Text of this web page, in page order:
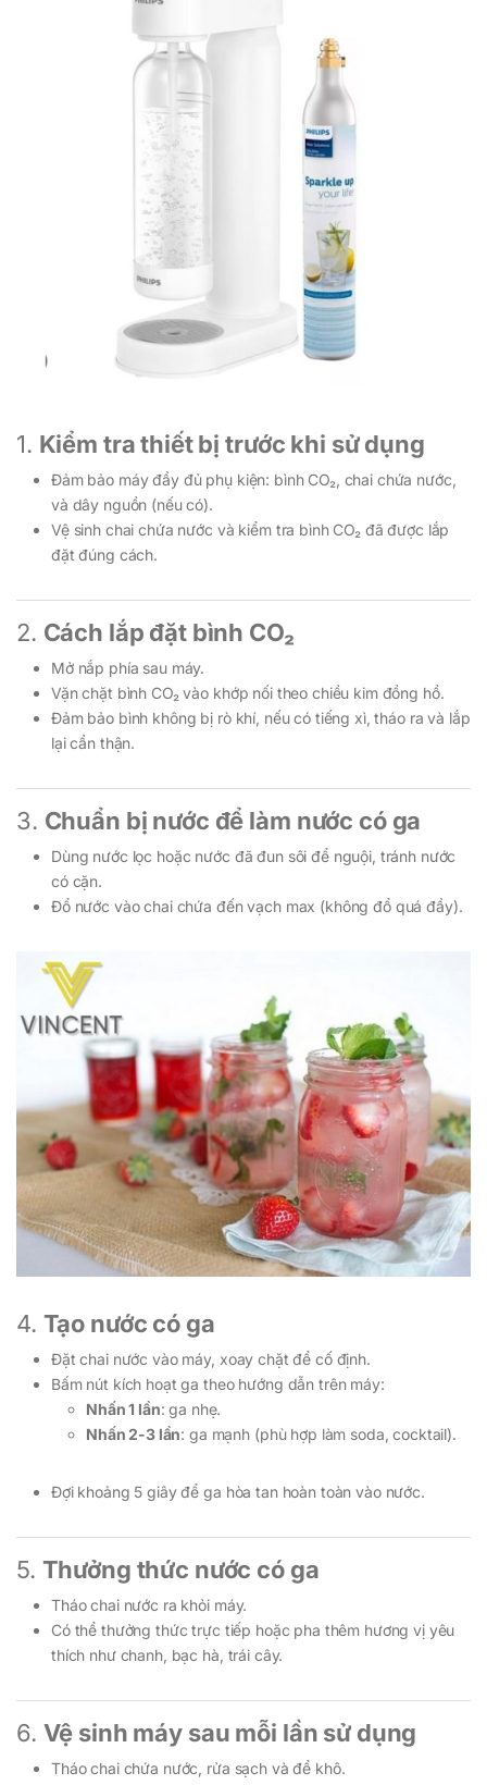
1. Kiểm tra thiết bị trước khi sử dụng
Đảm bảo máy đầy đủ phụ kiện: bình CO₂, chai chứa nước,
và dây nguồn (nếu có).
Vệ sinh chai chứa nước và kiểm tra bình CO₂ đã được lắp
đặt đúng cách.
2. Cách lắp đặt bình CO₂
Mở nắp phía sau máy.
Vặn chặt bình CO₂ vào khớp nối theo chiều kim đồng hồ.
Đảm bảo bình không bị rò khí, nếu có tiếng xì, tháo ra và lắp
lại cẩn thận.
3. Chuẩn bị nước để làm nước có ga
Dùng nước lọc hoặc nước đã đun sôi để nguội, tránh nước
có cặn.
Đổ nước vào chai chứa đến vạch max (không đổ quá đầy).
4. Tạo nước có ga
Đặt chai nước vào máy, xoay chặt để cố định.
Bấm nút kích hoạt ga theo hướng dẫn trên máy:
Nhấn 1 lần: ga nhẹ.
Nhấn 2-3 lần: ga mạnh (phù hợp làm soda, cocktail).
Đợi khoảng 5 giây để ga hòa tan hoàn toàn vào nước.
5. Thưởng thức nước có ga
Tháo chai nước ra khỏi máy.
Có thể thưởng thức trực tiếp hoặc pha thêm hương vị yêu
thích như chanh, bạc hà, trái cây.
6. Vệ sinh máy sau mỗi lần sử dụng
Tháo chai chứa nước, rửa sạch và để khô.